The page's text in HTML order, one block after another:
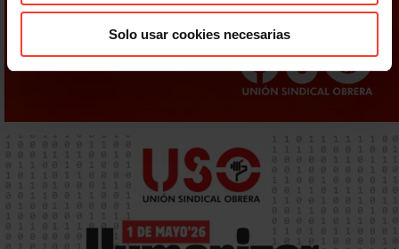
Solo usar cookies necesarias